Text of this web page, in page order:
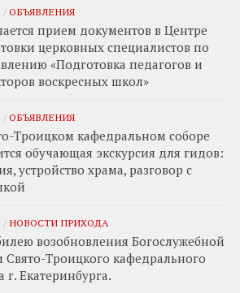
/ ОБЪЯВЛЕНИЯ
прием документов в Центре
церковных специалистов по
«Подготовка педагогов и
воскресных школ»
/ ОБЪЯВЛЕНИЯ
Троицком кафедральном соборе
обучающая экскурсия для гидов:
устройство храма, разговор с
/ НОВОСТИ ПРИХОДА
возобновления Богослужебной
Свято-Троицкого кафедрального
г. Екатеринбурга.